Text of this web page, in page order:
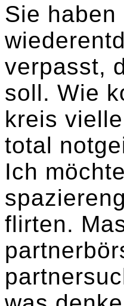
Sie
verpasst,
soll. Wie
kreis
total
Ich
flirten.